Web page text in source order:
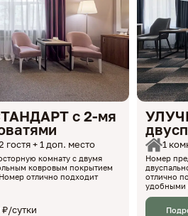
с 2-мя
гостя + 1 доп. место
комнату с двумя
ковровым покрытием
отлично подходит
₽/сутки
1
Номер
отлично
удобными